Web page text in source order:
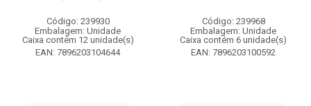
Código: 239930
Embalagem: Unidade
Caixa contém 12 unidade(s)
EAN: 7896203104644
Código: 239968
Embalagem: Unidade
Caixa contém 6 unidade(s)
EAN: 7896203100592